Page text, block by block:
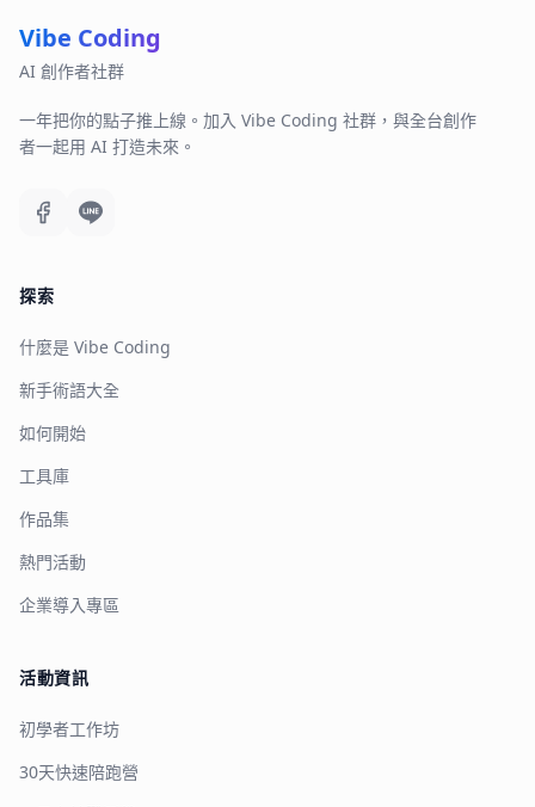
Vibe Coding
AI 創作者社群
一年把你的點子推上線。加入 Vibe Coding 社群，與全台創作
者一起用 AI 打造未來。
探索
什麼是 Vibe Coding
新手術語大全
如何開始
工具庫
作品集
熱門活動
企業導入專區
活動資訊
初學者工作坊
30天快速陪跑營